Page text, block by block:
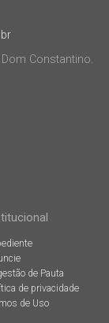
Constantino.
de Pauta
de privacidade
de Uso